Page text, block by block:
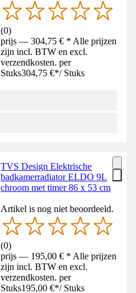
(0)
prijs — 304,75 € * Alle prijzen
zijn incl. BTW en excl.
verzendkosten. per
Stuks304,75 €*/ Stuks
TVS Design Elektrische
badkamerradiator ELDO 9L
chroom met timer 86 x 53 cm
Artikel is nog niet beoordeeld.
(0)
prijs — 195,00 € * Alle prijzen
zijn incl. BTW en excl.
verzendkosten. per
Stuks195,00 €*/ Stuks